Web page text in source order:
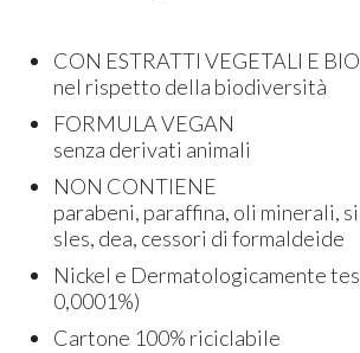
CON ESTRATTI VEGETALI E BIO
nel rispetto della biodiversità
FORMULA VEGAN
senza derivati animali
NON CONTIENE
parabeni, paraffina, oli minerali,
sles, dea, cessori di formaldeide
Nickel e Dermatologicamente
0,0001%)
Cartone 100% riciclabile